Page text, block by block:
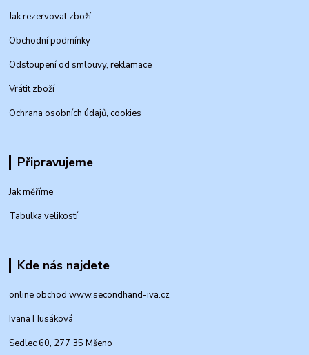
Jak rezervovat zboží
Obchodní podmínky
Odstoupení od smlouvy, reklamace
Vrátit zboží
Ochrana osobních údajů, cookies
Připravujeme
Jak měříme
Tabulka velikostí
Kde nás najdete
online obchod www.secondhand-iva.cz
Ivana Husáková
Sedlec 60, 277 35 Mšeno